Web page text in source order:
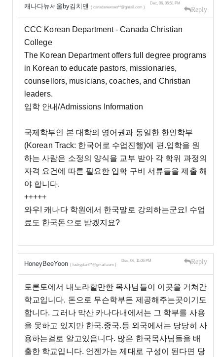
캐나다뉴서울by김치맨 ( canadanewseo**@gmail.com )
Dec, 06, 05:51 PM
Reply
CCC Korean Department - Canada Christian
College
The Korean Department offers full degree programs
in Korean to educate pastors, missionaries,
counsellors, musicians, coaches, and Christian
leaders.
입학 안내/Admissions Information
국제학부인 본 대학의 영어권과 동일한 한인학부
(Korean Track: 한국어로 수업진행)에 편.입학을 원
하는 사람은 소정의 양식을 교부 받아 각 학위 과정의
자격 요건에 따른 필요한 입학 구비 서류들을 제출 해
야 합니다.
+++++
와우! 캐나다 학원에서 한국말로 강의하는군요! 수업
료도 한국돈으로 받겠지요?
HoneyBeeYoon ( luckyplant**@gmail.com )
Dec, 06, 11:06 PM Reply
토론토에서 내노라할만한 목사님들이 이곳을 거쳐간
학교입니다. 돈으로 무슨학부든 제공해주는곳이기도
합니다. 그러나 막산 카나다내에서는 그 학부를 사용
을 못하고 있지만 한국.중국.등 외국에서는 당당히 사
용하는걸로 알고있읍니다. 많은 한국목사님들을 배
출한 학교입니다. 언젠가는 제대로 구성이 된다면 당